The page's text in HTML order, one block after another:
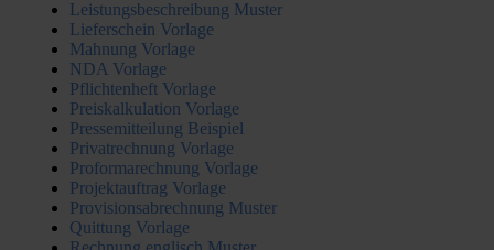
Leistungsbeschreibung Muster
Lieferschein Vorlage
Mahnung Vorlage
NDA Vorlage
Pflichtenheft Vorlage
Preiskalkulation Vorlage
Pressemitteilung Beispiel
Privatrechnung Vorlage
Proformarechnung Vorlage
Projektauftrag Vorlage
Provisionsabrechnung Muster
Quittung Vorlage